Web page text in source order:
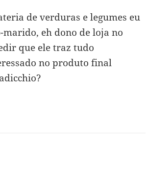
de verduras e legumes eu
eh dono de loja no
que ele traz tudo
no produto final